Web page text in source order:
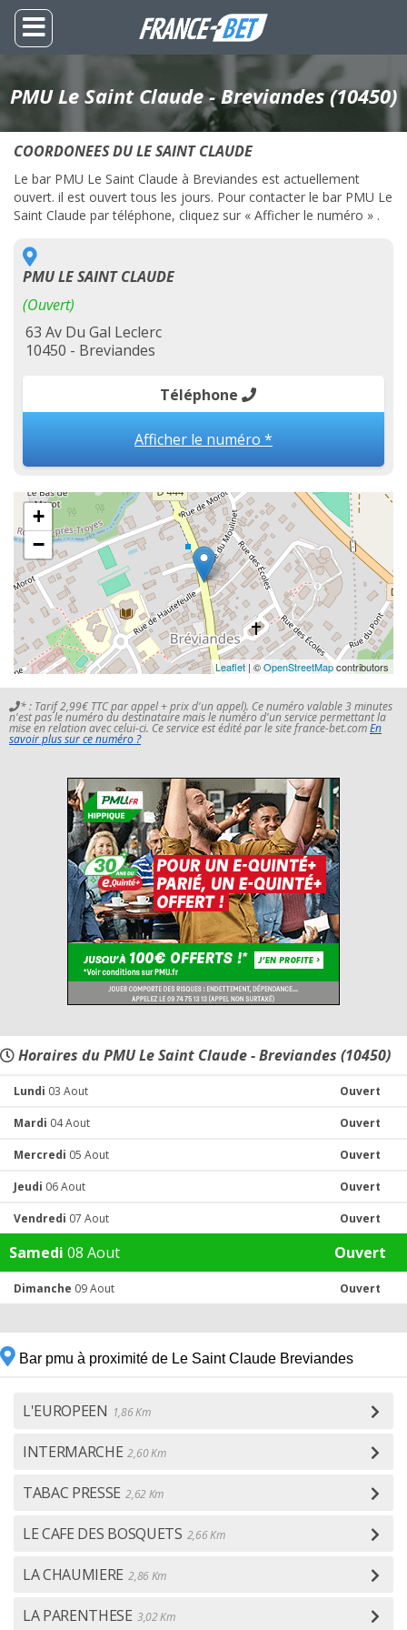
PMU Le Saint Claude - Breviandes (10450)
COORDONEES DU LE SAINT CLAUDE
Le bar PMU Le Saint Claude à Breviandes est actuellement
ouvert. il est ouvert tous les jours. Pour contacter le bar PMU Le
Saint Claude par téléphone, cliquez sur « Afficher le numéro » .
PMU LE SAINT CLAUDE
(Ouvert)
63 Av Du Gal Leclerc
10450 - Breviandes
Téléphone
Afficher le numéro *
+
−
Leaflet | ©OpenStreetMapcontributors
* : Tarif 2,99€ TTC par appel + prix d'un appel). Ce numéro valable 3 minutes
n'est pas le numéro du destinataire mais le numéro d'un service permettant la
mise en relation avec celui-ci. Ce service est édité par le site france-bet.comEn
savoir plus sur ce numéro ?
Horaires du PMU Le Saint Claude - Breviandes (10450)
Lundi 03 Aout Ouvert
Mardi 04 Aout Ouvert
Mercredi 05 Aout Ouvert
Jeudi 06 Aout Ouvert
Vendredi 07 Aout Ouvert
Samedi 08 Aout Ouvert
Dimanche 09 Aout Ouvert
Bar pmu à proximité de Le Saint Claude Breviandes
L'EUROPEEN 1,86 Km
INTERMARCHE 2,60 Km
TABAC PRESSE 2,62 Km
LE CAFE DES BOSQUETS 2,66 Km
LA CHAUMIERE 2,86 Km
LA PARENTHESE 3,02 Km